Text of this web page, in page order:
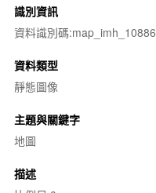
識別資訊
資料識別碼:map_imh_10886
資料類型
靜態圖像
主題與關鍵字
地圖
描述